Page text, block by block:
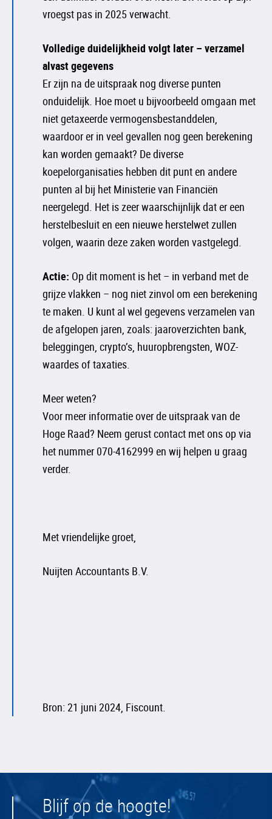
vroegst pas in 2025 verwacht.
Volledige duidelijkheid volgt later – verzamel
alvast gegevens
Er zijn na de uitspraak nog diverse punten
onduidelijk. Hoe moet u bijvoorbeeld omgaan met
niet getaxeerde vermogensbestanddelen,
waardoor er in veel gevallen nog geen berekening
kan worden gemaakt? De diverse
koepelorganisaties hebben dit punt en andere
punten al bij het Ministerie van Financiën
neergelegd. Het is zeer waarschijnlijk dat er een
herstelbesluit en een nieuwe herstelwet zullen
volgen, waarin deze zaken worden vastgelegd.
Actie: Op dit moment is het – in verband met de
grijze vlakken – nog niet zinvol om een berekening
te maken. U kunt al wel gegevens verzamelen van
de afgelopen jaren, zoals: jaaroverzichten bank,
beleggingen, crypto’s, huuropbrengsten, WOZ-
waardes of taxaties.
Meer weten?
Voor meer informatie over de uitspraak van de
Hoge Raad? Neem gerust contact met ons op via
het nummer 070-4162999 en wij helpen u graag
verder.
Met vriendelijke groet,
Nuijten Accountants B.V.
Bron: 21 juni 2024, Fiscount.
Blijf op de hoogte!